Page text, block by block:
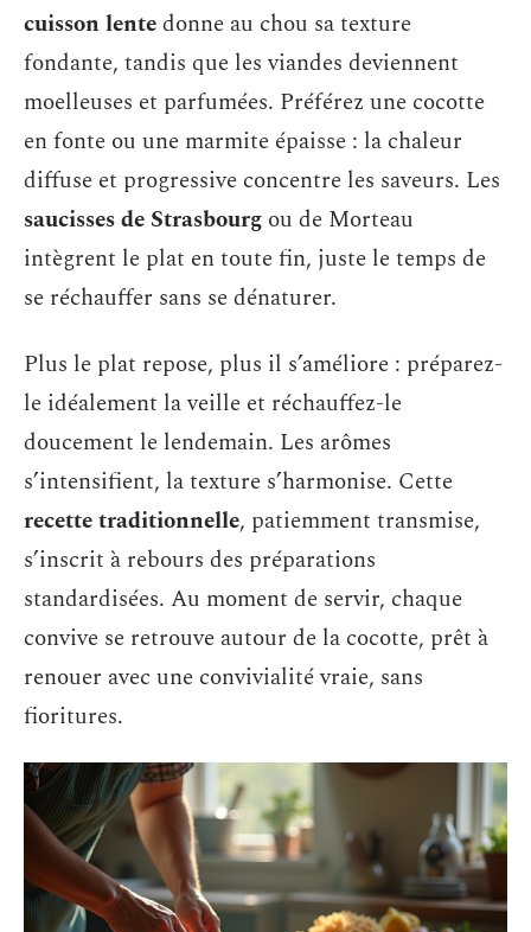
cuisson lentedonne au chou sa texture
fondante, tandis que les viandes deviennent
moelleuses et parfumées. Préférez une cocotte
en fonte ou une marmite épaisse : la chaleur
diffuse et progressive concentre les saveurs. Les
saucisses de Strasbourg ou de Morteau
intègrent le plat en toute fin, juste le temps de
se réchauffer sans se dénaturer.
Plus le plat repose, plus il s’améliore : préparez-
le idéalement la veille et réchauffez-le
doucement le lendemain. Les arômes
s’intensifient, la texture s’harmonise. Cette
recette traditionnelle, patiemment transmise,
s’inscrit à rebours des préparations
standardisées. Au moment de servir, chaque
convive se retrouve autour de la cocotte, prêt à
renouer avec une convivialité vraie, sans
fioritures.